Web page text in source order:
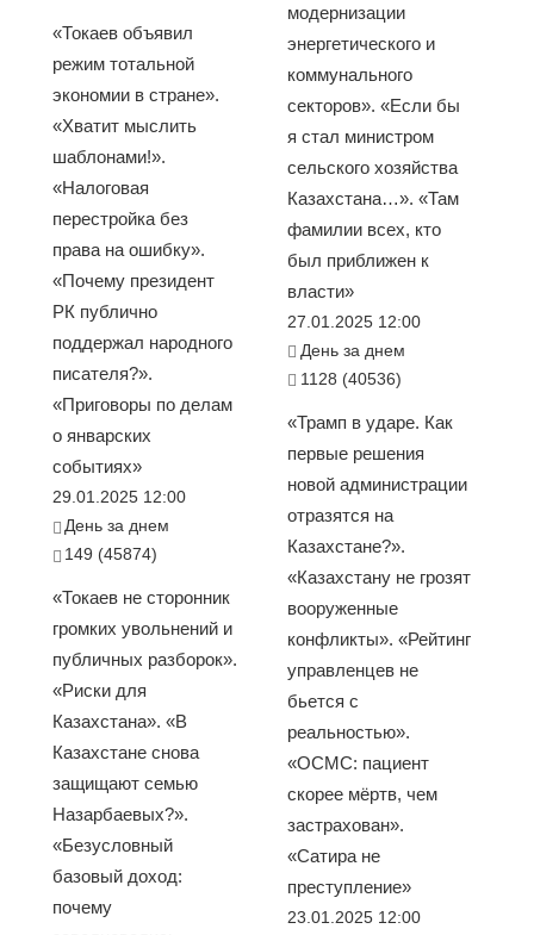
«Токаев объявил
режим тотальной
экономии в стране».
«Хватит мыслить
шаблонами!».
«Налоговая
перестройка без
права на ошибку».
«Почему президент
РК публично
поддержал народного
писателя?».
«Приговоры по делам
о январских
событиях»
29.01.2025 12:00
День за днем
149 (45874)
«Токаев не сторонник
громких увольнений и
публичных разборок».
«Риски для
Казахстана». «В
Казахстане снова
защищают семью
Назарбаевых?».
«Безусловный
базовый доход:
почему
модернизации
энергетического и
коммунального
секторов». «Если бы
я стал министром
сельского хозяйства
Казахстана…». «Там
фамилии всех, кто
был приближен к
власти»
27.01.2025 12:00
День за днем
1128 (40536)
«Трамп в ударе. Как
первые решения
новой администрации
отразятся на
Казахстане?».
«Казахстану не грозят
вооруженные
конфликты». «Рейтинг
управленцев не
бьется с
реальностью».
«ОСМС: пациент
скорее мёртв, чем
застрахован».
«Сатира не
преступление»
23.01.2025 12:00